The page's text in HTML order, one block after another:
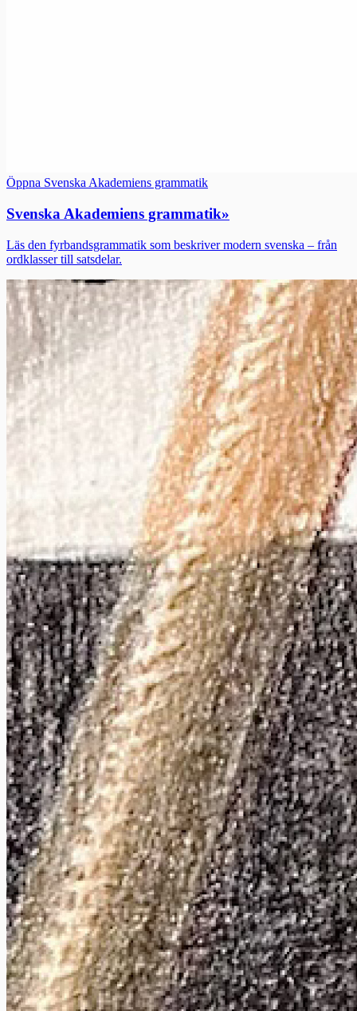
Öppna Svenska Akademiens grammatik
Svenska Akademiens grammatik»
Läs den fyrbandsgrammatik som beskriver modern svenska – från
ordklasser till satsdelar.